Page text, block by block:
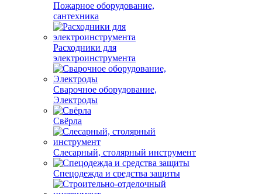
Пожарное оборудование,
сантехника
Расходники для
электроинструмента
Сварочное оборудование,
Электроды
Свёрла
Слесарный, столярный инструмент
Спецодежда и средства защиты